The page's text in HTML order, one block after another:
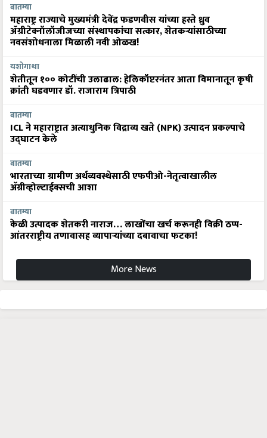
बातम्या
महाराष्ट्र राज्याचे मुख्यमंत्री देवेंद्र फडणवीस यांच्या हस्ते ध्रुव
ॲग्रीटेक्नॉलॉजीजच्या संस्थापकांचा सत्कार, शेतकऱ्यांसाठीच्या
नवसंशोधनाला मिळाली नवी ओळख!
यशोगाथा
शेतीतून १०० कोटींची उलाढाल: हेलिकॉप्टरनंतर आता विमानातून कृषी
क्रांती घडवणार डॉ. राजाराम त्रिपाठी
बातम्या
ICL ने महाराष्ट्रात अत्याधुनिक विद्राव्य खते (NPK) उत्पादन प्रकल्पाचे
उद्घाटन केले
बातम्या
भारताच्या ग्रामीण अर्थव्यवस्थेसाठी एफपीओ-नेतृत्वाखालील
अ‍ॅग्रीव्होल्टाईक्सची आशा
बातम्या
केळी उत्पादक शेतकरी नाराज… लाखोंचा खर्च करूनही विक्री ठप्प-
आंतरराष्ट्रीय तणावासह व्यापाऱ्यांच्या दबावाचा फटका!
More News